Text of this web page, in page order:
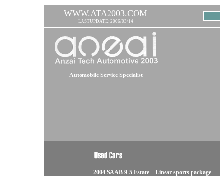
WWW.ATA2003.COM
LASTUPDATE: 2006/03/14
Automobile Service Specialist
2004 SAAB 9-5 Estate Linear sports package